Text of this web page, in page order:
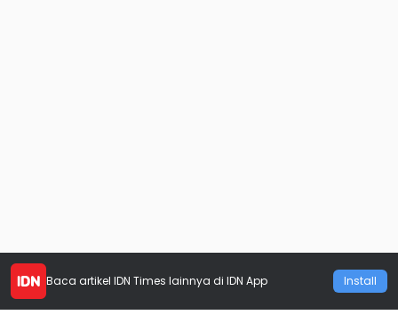
Baca artikel IDN Times lainnya di IDN App Install